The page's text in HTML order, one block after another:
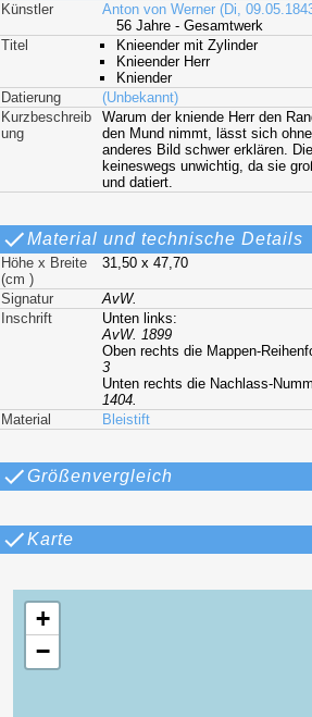
Künstler Anton von Werner (Di,
56 Jahre - Gesamtwerk
Titel
Knieender mit Zylinder
Knieender Herr
Kniender
Datierung
(Unbekannt)
Kurzbeschreib
ung
Warum der kniende Herr den
den Mund nimmt, lässt sich
anderes Bild schwer erklären.
keineswegs unwichtig, da sie
und datiert.
Material und technische Details
Höhe x Breite
(cm )
31,50 x 47,70
Signatur
AvW.
Inschrift
Unten links:
AvW. 1899
Oben rechts die Mappen-
3
Unten rechts die Nachlass-
1404.
Material
Bleistift
Größenvergleich
Karte
+
−